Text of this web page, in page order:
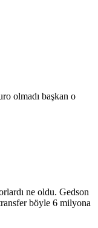
olmadı başkan o
ne oldu. Gedson
böyle 6 milyona